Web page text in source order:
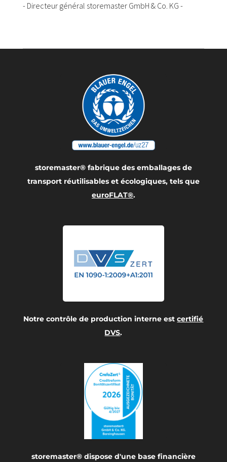
- Directeur général storemaster GmbH & Co. KG -
storemaster® fabrique des emballages de
transport réutilisables et écologiques, tels que
euroFLAT®.
Notre contrôle de production interne estcertifié
DVS.
storemaster® dispose d'une base financière